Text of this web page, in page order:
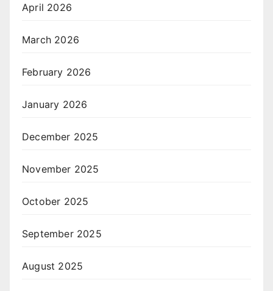
April 2026
March 2026
February 2026
January 2026
December 2025
November 2025
October 2025
September 2025
August 2025